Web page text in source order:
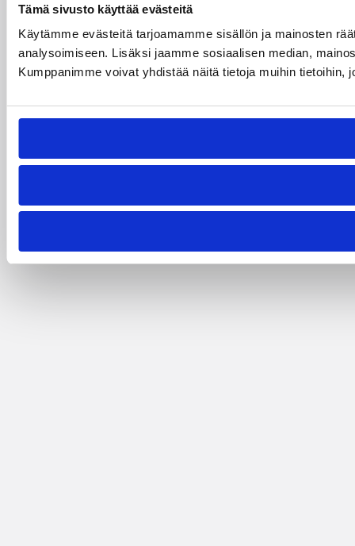
Tämä sivusto käyttää evästeitä
Käytämme evästeitä tarjoamamme sisällön ja mainosten
analysoimiseen. Lisäksi jaamme sosiaalisen median,
Kumppanimme voivat yhdistää näitä tietoja muihin tietoihin,